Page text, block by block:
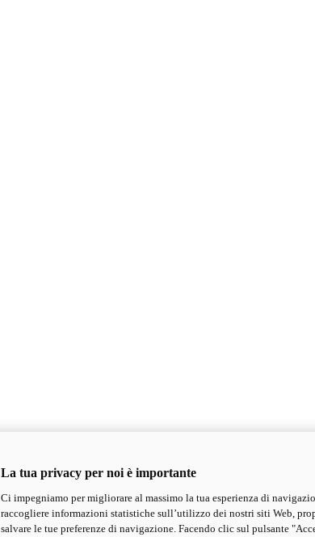
La tua privacy per noi è importante
Ci impegniamo per migliorare al massimo la tua esperienza di
raccogliere informazioni statistiche sull’utilizzo dei nostri siti Web,
salvare le tue preferenze di navigazione. Facendo clic sul pulsante